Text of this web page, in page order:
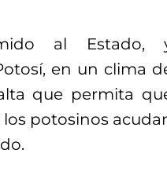
al Estado,
en un clima
que permita
los potosinos